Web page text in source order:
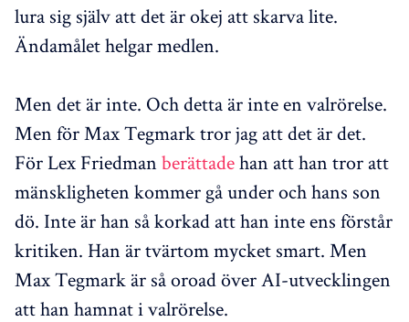
lura sig själv att det är okej att skarva lite.
Ändamålet helgar medlen.
Men det är inte. Och detta är inte en valrörelse.
Men för Max Tegmark tror jag att det är det.
För Lex Friedman berättadehan att han tror att
mänskligheten kommer gå under och hans son
dö. Inte är han så korkad att han inte ens förstår
kritiken. Han är tvärtom mycket smart. Men
Max Tegmark är så oroad över AI-utvecklingen
att han hamnat i valrörelse.